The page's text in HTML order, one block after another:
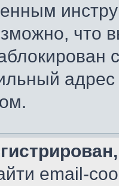
что
адрес
email-